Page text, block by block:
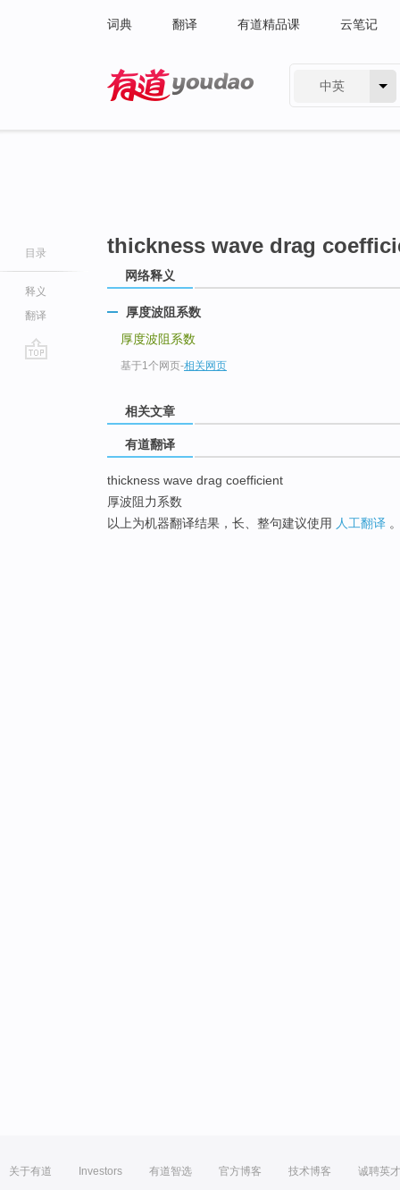
词典 翻译 有道精品课 云笔记
中英
目录
释义
翻译
thickness wave drag
网络释义
厚度波阻系数
厚度波阻系数
基于1个网页-相关网页
相关文章
有道翻译
thickness wave drag coefficient
厚波阻力系数
以上为机器翻译结果，长、整句建议使用 人工翻译
关于有道 Investors 有道智选 官方博客 技术博客 诚聘英才